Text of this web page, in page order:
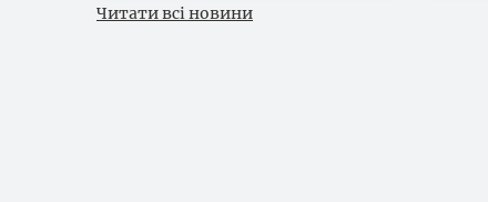
Читати всі новини